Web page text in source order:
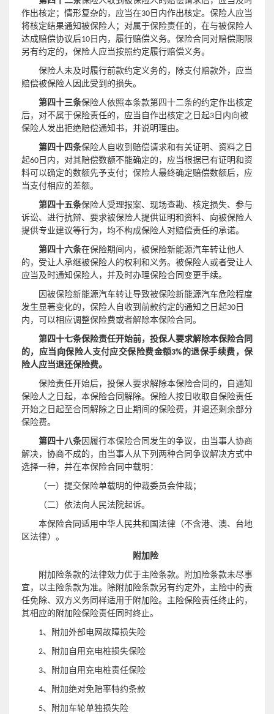
作出核定；情形复杂的，应当在30日内作出核定。保险人应当
将核定结果通知被保险人；对属于保险责任的，在与被保险人
达成赔偿协议后10日内，履行赔偿义务。保险合同对赔偿期限
另有约定的，保险人应当按照约定履行赔偿义务。
保险人未及时履行前款约定义务的，除支付赔款外，应当
赔偿被保险人因此受到的损失。
第四十三条保险人依照本条款第四十二条的约定作出核定
后，对不属于保险责任的，应当自作出核定之日起3日内向被
保险人发出拒绝赔偿通知书，并说明理由。
第四十四条保险人自收到赔偿请求和有关证明、资料之日
起60日内，对其赔偿数额不能确定的，应当根据已有证明和资
料可以确定的数额先予支付；保险人最终确定赔偿数额后，应
当支付相应的差额。
第四十五条保险人受理报案、现场查勘、核定损失、参与
诉讼、进行抗辩、要求被保险人提供证明和资料、向被保险人
提供专业建议等行为，均不构成保险人对赔偿责任的承诺。
第四十六条在保险期间内，被保险新能源汽车转让他人
的，受让人承继被保险人的权利和义务。被保险人或者受让人
应当及时通知保险人，并及时办理保险合同变更手续。
因被保险新能源汽车转让导致被保险新能源汽车危险程度
发生显著变化的，保险人自收到前款约定的通知之日起30日
内，可以相应调整保险费或者解除本保险合同。
第四十七条保险责任开始前，投保人要求解除本保险合同
的，应当向保险人支付应交保险费金额3% 的退保手续费，保
险人应当退还保险费。
保险责任开始后，投保人要求解除本保险合同的，自通知
保险人之日起，本保险合同解除。保险人按日收取自保险责任
开始之日起至合同解除之日止期间的保险费，并退还剩余部分
保险费。
第四十八条 因履行本保险合同发生的争议，由当事人协商
解决，协商不成的，由当事人从下列两种合同争议解决方式中
选择一种，并在本保险合同中载明：
（一）提交保险单载明的仲裁委员会仲裁；
（二）依法向人民法院起诉。
本保险合同适用中华人民共和国法律（不含港、澳、台地
区法律）。
附加险
附加险条款的法律效力优于主险条款。附加险条款未尽事
宜，以主险条款为准。除附加险条款另有约定外，主险中的责
任免除、双方义务同样适用于附加险。主险保险责任终止的，
其相应的附加险保险责任同时终止。
1、附加外部电网故障损失险
2、附加自用 充电桩损失保险
3、附加自用 充电桩责任保险
4、附加绝对免赔率特约条款
5、附加车轮单独损失险